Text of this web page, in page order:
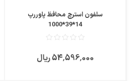
سلفون استرچ محافظ پاوررپ
14*39*1000
54٬596٬000 ریال